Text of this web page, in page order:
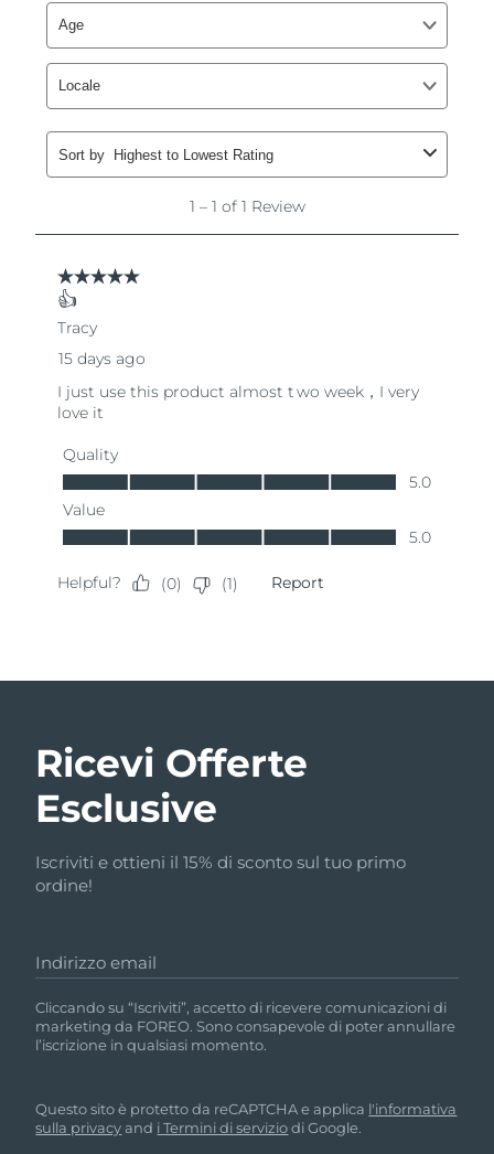
Ricevi Offerte
Esclusive
Iscriviti e ottieni il 15% di sconto sul tuo primo
ordine!
Indirizzo email
Cliccando su “Iscriviti”, accetto di ricevere comunicazioni di
marketing da FOREO. Sono consapevole di poter annullare
l’iscrizione in qualsiasi momento.
Questo sito è protetto da reCAPTCHA e applica l'informativa
sulla privacyand i Termini di serviziodi Google.